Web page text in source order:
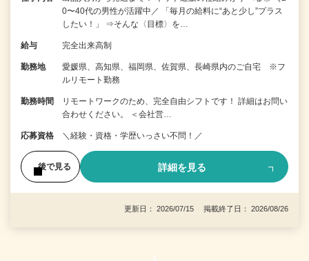
0〜40代の男性が活躍中／ 「毎月の給料に“あと少し”プラス
したい！」 ⇒そんな〈目標〉を…
給与 完全出来高制
勤務地
愛媛県、高知県、福岡県、佐賀県、長崎県内のご自宅 ※フ
ルリモート勤務
勤務時間
リモートワークのため、完全自由シフトです！ 詳細はお問い
合わせください。 ＜会社営…
応募資格 ＼経験・資格・学歴いっさい不問！／
後で見る 詳細を見る
更新日： 2026/07/15 掲載終了日： 2026/08/26
1